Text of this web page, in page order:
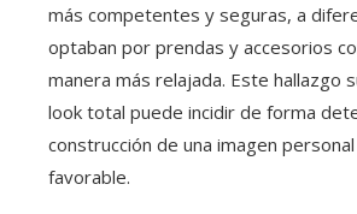
más competentes y seguras, a
optaban por prendas y accesorios
manera más relajada. Este hallazgo
look total puede incidir de forma
construcción de una imagen
favorable.